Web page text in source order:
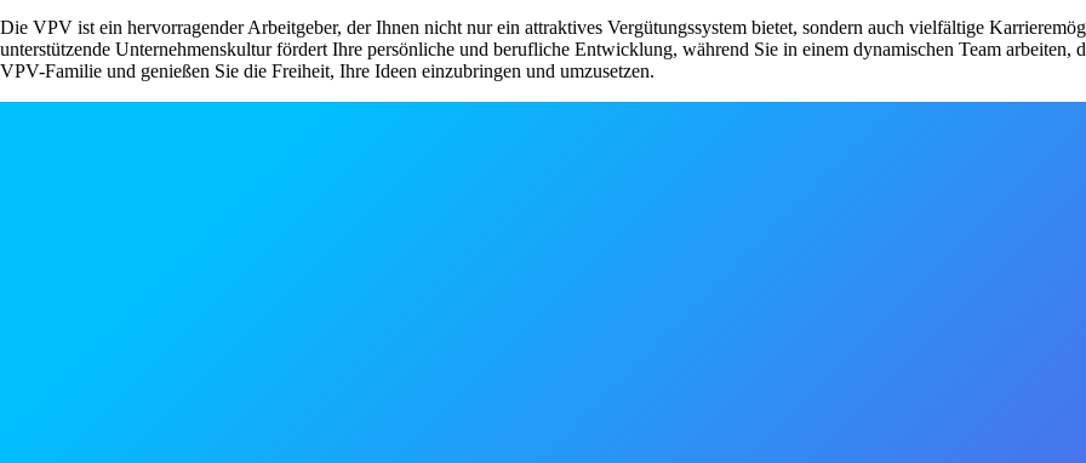
Die VPV ist ein hervorragender Arbeitgeber, der Ihnen nicht nur ein attraktives Vergütungssystem bietet, sondern auch vielfältige
unterstützende Unternehmenskultur fördert Ihre persönliche und berufliche Entwicklung, während Sie in einem dynamischen Team
VPV-Familie und genießen Sie die Freiheit, Ihre Ideen einzubringen und umzusetzen.